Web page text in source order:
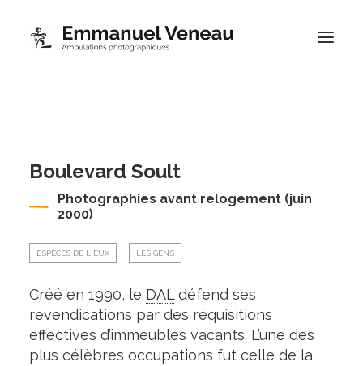
Blog
À propos
Contact
Boutique
Boulevard Soult
Photographies avant relogement (juin
2000)
ESPÈCES DE LIEUX LES GENS
Créé en 1990, le DAL défend ses
revendications par des réquisitions
effectives d’immeubles vacants. L’une des
plus célèbres occupations fut celle de la